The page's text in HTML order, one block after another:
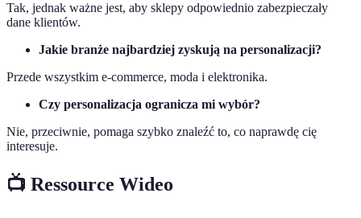
Tak, jednak ważne jest, aby sklepy odpowiednio zabezpieczały
dane klientów.
Jakie branże najbardziej zyskują na personalizacji?
Przede wszystkim e-commerce, moda i elektronika.
Czy personalizacja ogranicza mi wybór?
Nie, przeciwnie, pomaga szybko znaleźć to, co naprawdę cię
interesuje.
📺 Ressource Wideo